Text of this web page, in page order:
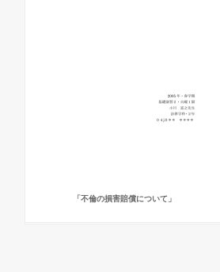
「不倫の損害賠償について」